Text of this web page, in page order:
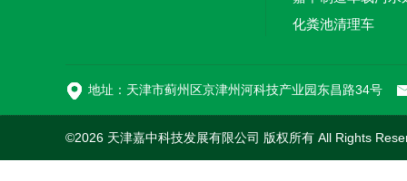
化粪池清理车
地址：天津市蓟州区京津州河科技产业园东昌路34号
©2026 天津嘉中科技发展有限公司 版权所有 All Rights